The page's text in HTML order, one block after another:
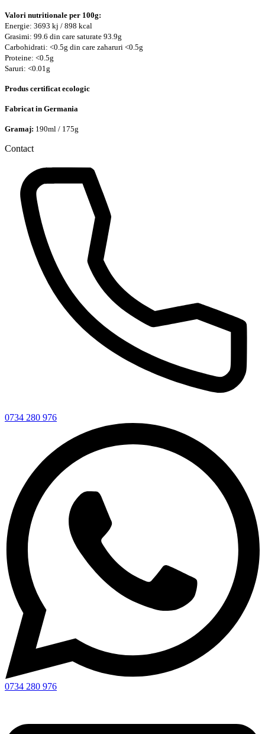
Valori nutritionale per 100g:
Energie: 3693 kj / 898 kcal
Grasimi: 99.6 din care saturate 93.9g
Carbohidrati: <0.5g din care zaharuri <0.5g
Proteine: <0.5g
Saruri: <0.01g
Produs certificat ecologic
Fabricat in Germania
Gramaj: 190ml / 175g
Contact
0734 280 976
0734 280 976